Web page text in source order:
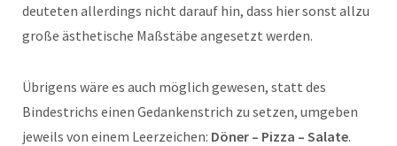
deuteten allerdings nicht darauf hin, dass hier sonst allzu
große ästhetische Maßstäbe angesetzt werden.
Übrigens wäre es auch möglich gewesen, statt des
Bindestrichs einen Gedankenstrich zu setzen, umgeben
jeweils von einem Leerzeichen: Döner – Pizza – Salate.